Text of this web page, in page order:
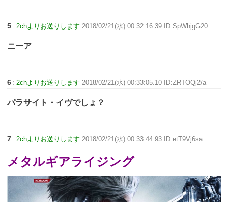
5 :2chよりお送りします 2018/02/21(水) 00:32:16.39 ID:SpWhjgG20
ニーア
6 :2chよりお送りします 2018/02/21(水) 00:33:05.10 ID:ZRTOQj2/a
パラサイト・イヴでしょ？
7 :2chよりお送りします 2018/02/21(水) 00:33:44.93 ID:etT9Vj6sa
メタルギアライジング